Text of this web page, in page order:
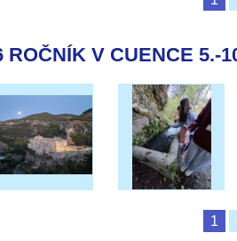
ROČNÍK V CUENCE 5.-
1